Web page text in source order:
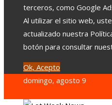
terceros, como Google
Al utilizar el sitio web,
actualizado nuestra
botón para consultar
Ok, Acepto
domingo, agosto 9